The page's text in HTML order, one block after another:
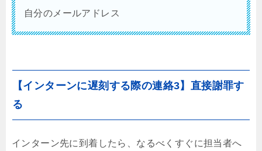
自分のメールアドレス
【インターンに遅刻する際の連絡3】直接謝罪す
る
インターン先に到着したら、なるべくすぐに担当者へ